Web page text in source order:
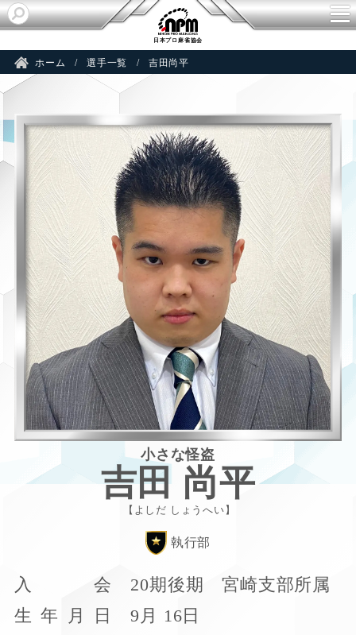
日本プロ麻雀協会
ホーム 選手一覧 吉田尚平
小さな怪盗
吉田 尚平
よしだ しょうへい
執行部
入 会
20期後期 宮崎支部所属
生 年 月 日
9月 16日